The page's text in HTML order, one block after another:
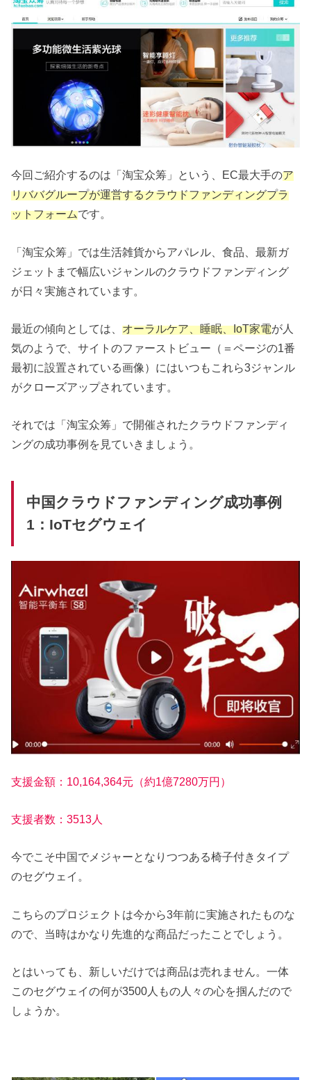
今回ご紹介するのは「淘宝众筹」という、EC最大手のア
リババグループが運営するクラウドファンディングプラ
ットフォームです。
「淘宝众筹」では生活雑貨からアパレル、食品、最新ガ
ジェットまで幅広いジャンルのクラウドファンディング
が日々実施されています。
最近の傾向としては、オーラルケア、睡眠、IoT家電が人
気のようで、サイトのファーストビュー（＝ページの1番
最初に設置されている画像）にはいつもこれら3ジャンル
がクローズアップされています。
それでは「淘宝众筹」で開催されたクラウドファンディ
ングの成功事例を見ていきましょう。
中国クラウドファンディング成功事例
1：IoTセグウェイ
支援金額：10,164,364元（約1億7280万円）
支援者数：3513人
今でこそ中国でメジャーとなりつつある椅子付きタイプ
のセグウェイ。
こちらのプロジェクトは今から3年前に実施されたものな
ので、当時はかなり先進的な商品だったことでしょう。
とはいっても、新しいだけでは商品は売れません。一体
このセグウェイの何が3500人もの人々の心を掴んだので
しょうか。